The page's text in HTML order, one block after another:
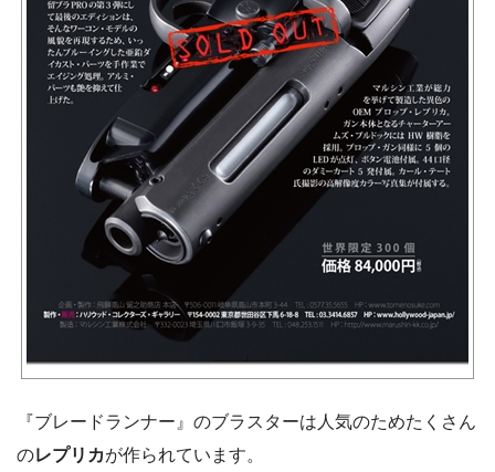
『ブレードランナー』のブラスターは人気のためたくさん
のレプリカが作られています。